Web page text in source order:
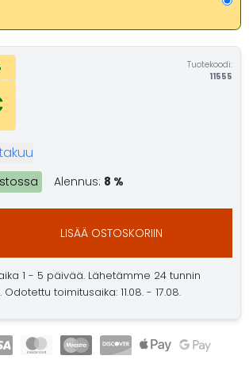
Tuotekoodi:
11555
Alennus: 8 %
LISÄÄ OSTOSKORIIN
1 - 5 päivää. Lähetämme 24 tunnin
Odotettu toimitusaika: 11.08. - 17.08.